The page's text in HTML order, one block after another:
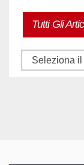
Tutti Gli
Tutti